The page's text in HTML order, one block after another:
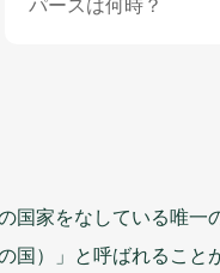
パースは何時 ？
国家をなしている唯一
国）」と呼ばれること